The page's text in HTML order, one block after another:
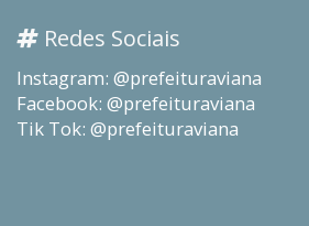
Redes Sociais
Instagram: @prefeituraviana
Facebook: @prefeituraviana
Tik Tok: @prefeituraviana